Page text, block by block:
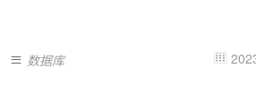
 数据库 